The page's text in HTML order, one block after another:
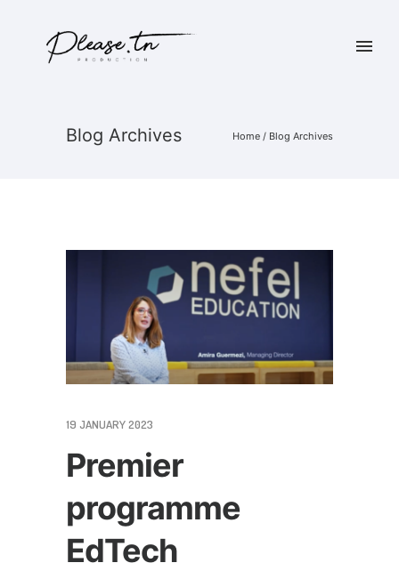
Blog Archives Home / Blog Archives
19 JANUARY 2023
Premier
programme
EdTech